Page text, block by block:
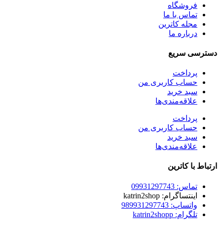
فروشگاه
تماس با ما
مجله کاترین
درباره ما
دسترسی سریع
پرداخت
حساب کاربری من
سبد خرید
علاقه‌مندی‌ها
پرداخت
حساب کاربری من
سبد خرید
علاقه‌مندی‌ها
ارتباط با کاترین
تماس: 09931297743
اینتساگرام: katrin2shop
واتساپ: 989931297743
تلگرام: katrin2shopp